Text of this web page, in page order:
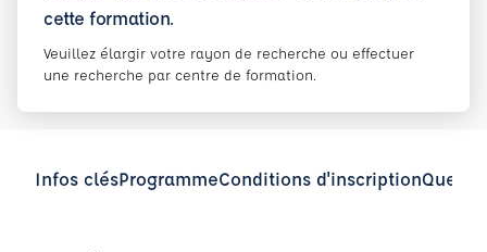
cette formation.
Veuillez élargir votre rayon de recherche ou effectuer
une recherche par centre de formation.
Infos clésProgrammeConditions d'inscription